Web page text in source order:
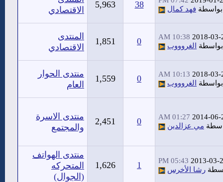
بواسطة فهد كمال 38
5,963
الاقتصادي
2018-03-
10:38 AM
بواسطة
الغروووب 0
1,851
المنتدى
الاقتصادي
2018-03-
10:13 AM
بواسطة
الغروووب 0
1,559
منتدى الحوار
العام
2014-06-
01:27 AM
مي عزالدين 0
2,451
منتدى الاسرة
والمجتمع
2013-03-
05:43 PM
رشا الأخرس 1
1,626
منتدى الهواتف
المتحركه
(الجوال)